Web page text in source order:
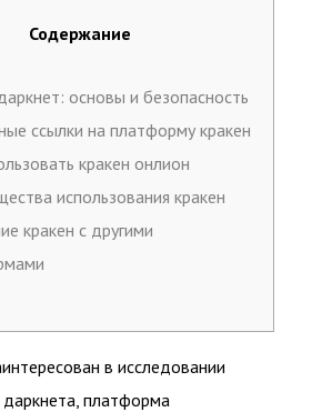
Содержание
основы и безопасность
ссылки на платформу кракен
кракен онлион
использования кракен
кракен с другими
в исследовании
платформа